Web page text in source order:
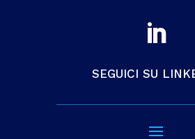

SEGUICI SU